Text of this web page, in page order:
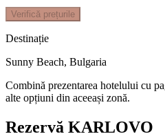
Verifică prețurile
Destinație
Sunny Beach, Bulgaria
Combină prezentarea hotelului cu
alte opțiuni din aceeași zonă.
Rezervă KARLOVO